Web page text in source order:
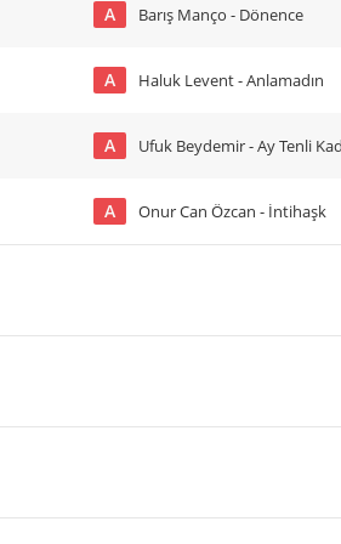
A Barış Manço - Dönence
A Haluk Levent - Anlamadın
A Ufuk Beydemir - Ay Tenli
A Onur Can Özcan - İntihaşk